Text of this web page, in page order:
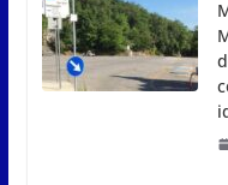
San Marino. USL:
monito e memoria
6 Agosto 2026